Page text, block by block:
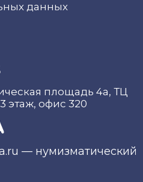
— нумизматический
данных
площадь 4а, ТЦ
этаж, офис 320